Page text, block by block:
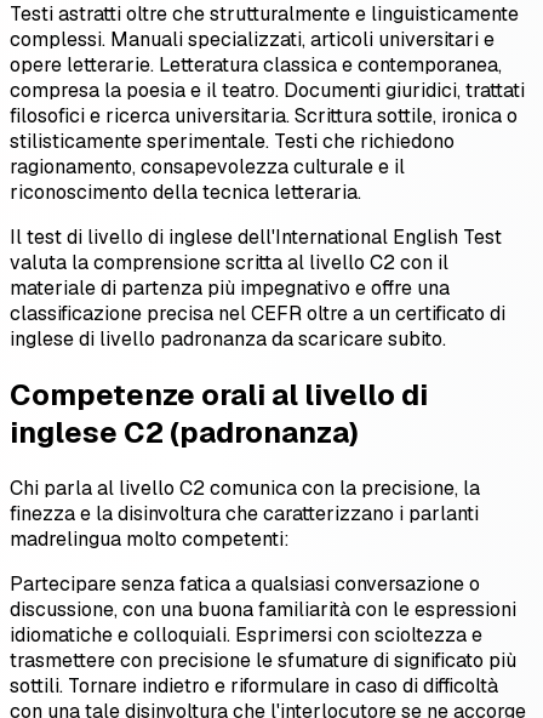
Testi astratti oltre che strutturalmente e linguisticamente
complessi. Manuali specializzati, articoli universitari e
opere letterarie. Letteratura classica e contemporanea,
compresa la poesia e il teatro. Documenti giuridici, trattati
filosofici e ricerca universitaria. Scrittura sottile, ironica o
stilisticamente sperimentale. Testi che richiedono
ragionamento, consapevolezza culturale e il
riconoscimento della tecnica letteraria.
Il test di livello di inglese dell'International English Test
valuta la comprensione scritta al livello C2 con il
materiale di partenza più impegnativo e offre una
classificazione precisa nel CEFR oltre a un certificato di
inglese di livello padronanza da scaricare subito.
Competenze orali al livello di
inglese C2 (padronanza)
Chi parla al livello C2 comunica con la precisione, la
finezza e la disinvoltura che caratterizzano i parlanti
madrelingua molto competenti:
Partecipare senza fatica a qualsiasi conversazione o
discussione, con una buona familiarità con le espressioni
idiomatiche e colloquiali. Esprimersi con scioltezza e
trasmettere con precisione le sfumature di significato più
sottili. Tornare indietro e riformulare in caso di difficoltà
con una tale disinvoltura che l'interlocutore se ne accorge